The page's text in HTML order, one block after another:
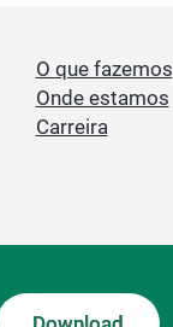
O que fazemos
Onde estamos
Carreira